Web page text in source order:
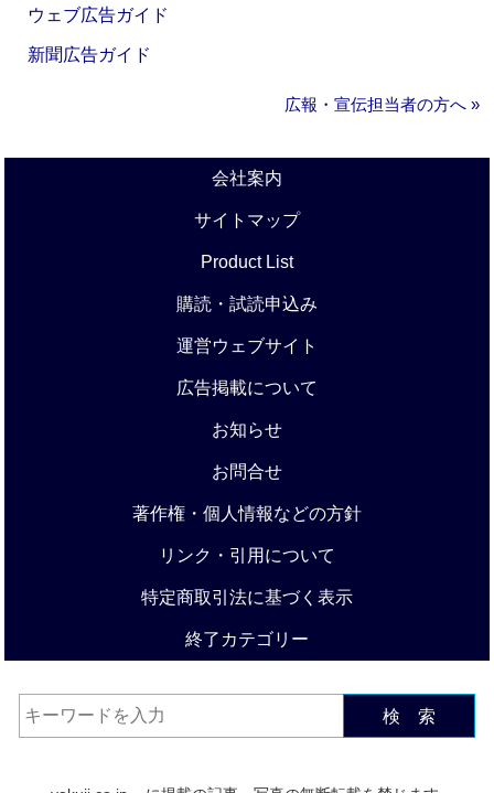
ウェブ広告ガイド
新聞広告ガイド
広報・宣伝担当者の方へ »
会社案内
サイトマップ
Product List
購読・試読申込み
運営ウェブサイト
広告掲載について
お知らせ
お問合せ
著作権・個人情報などの方針
リンク・引用について
特定商取引法に基づく表示
終了カテゴリー
検 索